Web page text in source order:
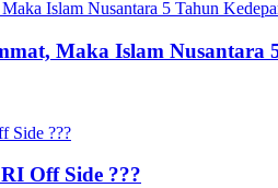
Maka Islam Nusantara
Off Side ???